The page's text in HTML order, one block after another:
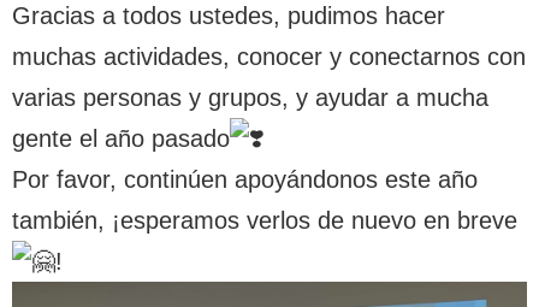
Gracias a todos ustedes, pudimos hacer
muchas actividades, conocer y conectarnos con
varias personas y grupos, y ayudar a mucha
gente el año pasado
Por favor, continúen apoyándonos este año
también, ¡esperamos verlos de nuevo en breve
!